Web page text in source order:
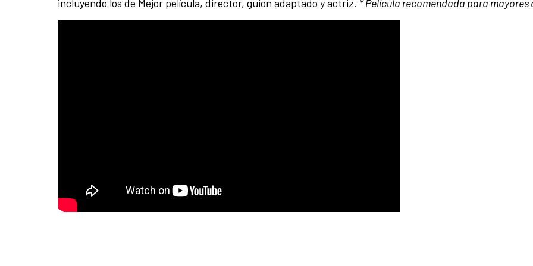
incluyendo los de Mejor película, director, guion adaptado y actriz. * Película recomendada para mayores